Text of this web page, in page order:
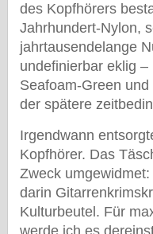
des Kopfhörers
Jahrhundert-Nylon,
jahrtausendelange
undefinierbar eklig
Seafoam-Green
der spätere
Irgendwann
Kopfhörer. Das
Zweck
darin
Kulturbeutel. Für
werde ich es